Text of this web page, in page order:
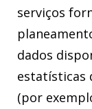
serviços
dados
estatísticas
(por